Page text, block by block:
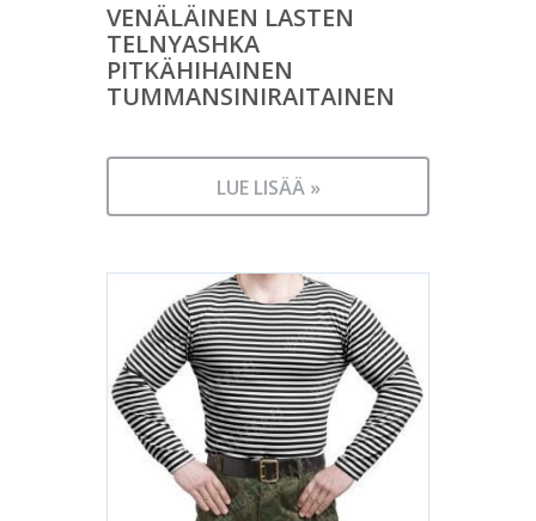
VENÄLÄINEN LASTEN
TELNYASHKA
PITKÄHIHAINEN
TUMMANSINIRAITAINEN
LUE LISÄÄ »